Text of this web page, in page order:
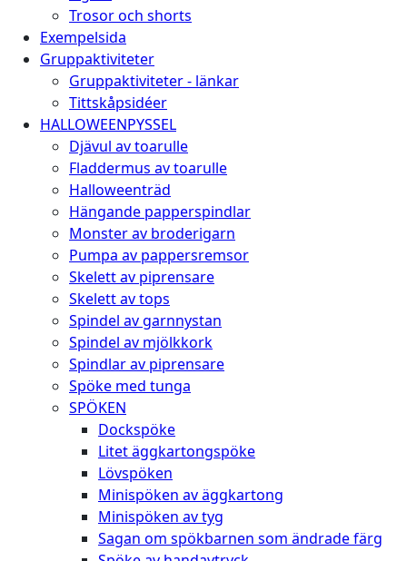
Trosor och shorts
Exempelsida
Gruppaktiviteter
Gruppaktiviteter - länkar
Tittskåpsidéer
HALLOWEENPYSSEL
Djävul av toarulle
Fladdermus av toarulle
Halloweenträd
Hängande papperspindlar
Monster av broderigarn
Pumpa av pappersremsor
Skelett av piprensare
Skelett av tops
Spindel av garnnystan
Spindel av mjölkkork
Spindlar av piprensare
Spöke med tunga
SPÖKEN
Dockspöke
Litet äggkartongspöke
Lövspöken
Minispöken av äggkartong
Minispöken av tyg
Sagan om spökbarnen som ändrade färg